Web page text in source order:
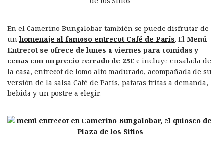
En el Camerino Bungalobar también se puede disfrutar de
unhomenaje al famoso entrecot Café de París. El Menú
Entrecot se ofrece de lunes a viernes para comidas y
cenas con un precio cerrado de 25€ e incluye ensalada de
la casa, entrecot de lomo alto madurado, acompañada de su
versión de la salsa Café de París, patatas fritas a demanda,
bebida y un postre a elegir.